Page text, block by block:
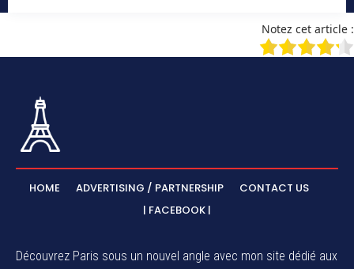
Notez cet article :
HOME ADVERTISING / PARTNERSHIP
CONTACT US
| FACEBOOK |
Découvrez Paris sous un nouvel angle avec mon site dédié aux